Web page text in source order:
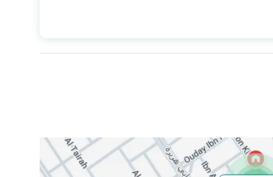
عدد الغرف
3